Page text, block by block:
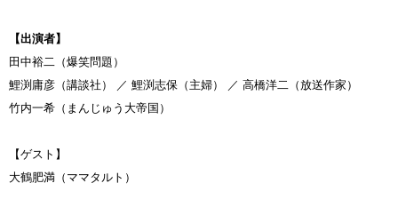
【出演者】
田中裕二（爆笑問題）
鯉渕庸彦（講談社） ／ 鯉渕志保（主婦） ／ 高橋洋二（放送作家）
竹内一希（まんじゅう大帝国）
【ゲスト】
大鶴肥満（ママタルト）